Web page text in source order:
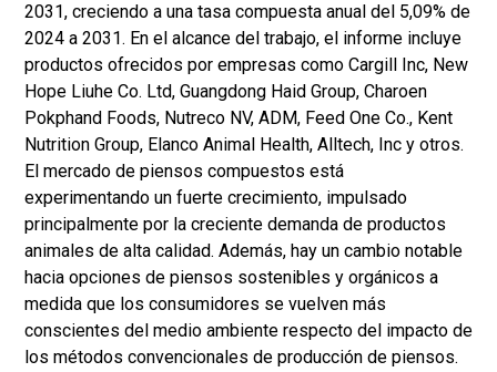
2031, creciendo a una tasa compuesta anual del 5,09% de
2024 a 2031. En el alcance del trabajo, el informe incluye
productos ofrecidos por empresas como Cargill Inc, New
Hope Liuhe Co. Ltd, Guangdong Haid Group, Charoen
Pokphand Foods, Nutreco NV, ADM, Feed One Co., Kent
Nutrition Group, Elanco Animal Health, Alltech, Inc y otros.
El mercado de piensos compuestos está
experimentando un fuerte crecimiento, impulsado
principalmente por la creciente demanda de productos
animales de alta calidad. Además, hay un cambio notable
hacia opciones de piensos sostenibles y orgánicos a
medida que los consumidores se vuelven más
conscientes del medio ambiente respecto del impacto de
los métodos convencionales de producción de piensos.